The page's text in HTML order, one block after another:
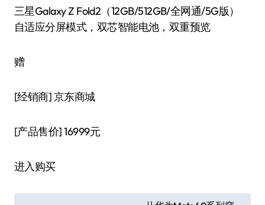
三星Galaxy Z Fold2（12GB/512GB/全网通/5G版）
自适应分屏模式，双芯智能电池，双重预览
赠
[经销商]京东商城
[产品售价]16999元
进入购买